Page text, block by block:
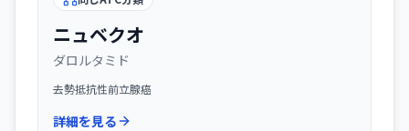
ニュベクオ
ダロルタミド
去勢抵抗性前立腺癌
詳細を見る